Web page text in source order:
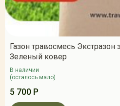
Газон травосмесь
Зеленый ковер
В наличии
(осталось мало)
5 700 Р